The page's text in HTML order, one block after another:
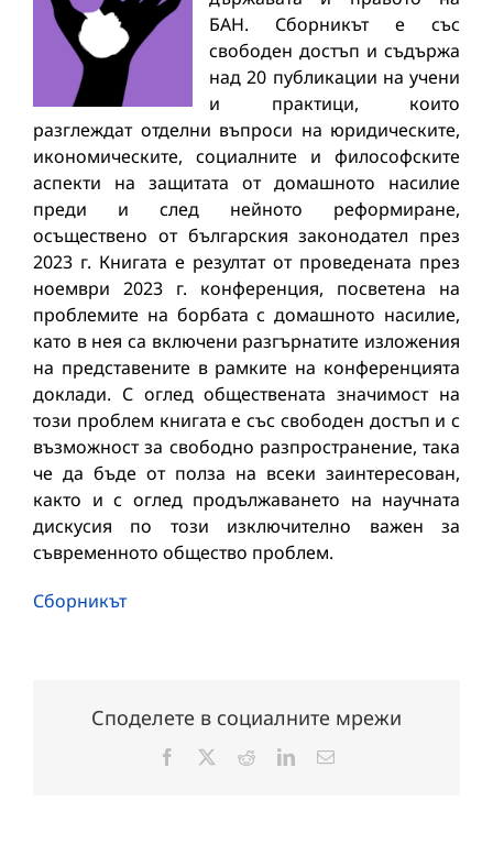
БАН. Сборникът е със
свободен достъп и съдържа
над 20 публикации на учени
и практици, които
разглеждат отделни въпроси на юридическите,
икономическите, социалните и философските
аспекти на защитата от домашното насилие
преди и след нейното реформиране,
осъществено от българския законодател през
2023 г. Книгата е резултат от проведената през
ноември 2023 г. конференция, посветена на
проблемите на борбата с домашното насилие,
като в нея са включени разгърнатите изложения
на представените в рамките на конференцията
доклади. С оглед обществената значимост на
този проблем книгата е със свободен достъп и с
възможност за свободно разпространение, така
че да бъде от полза на всеки заинтересован,
както и с оглед продължаването на научната
дискусия по този изключително важен за
съвременното общество проблем.
Сборникът
Споделете в социалните мрежи
Facebook RedditLinkedInЕлектронна